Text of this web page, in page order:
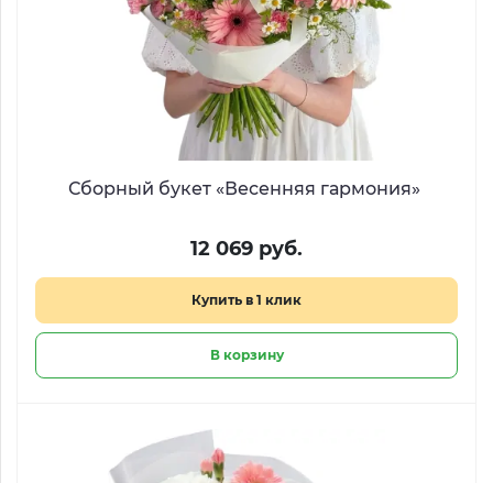
Сборный букет «Весенняя гармония»
12 069 руб.
Купить в 1 клик
В корзину